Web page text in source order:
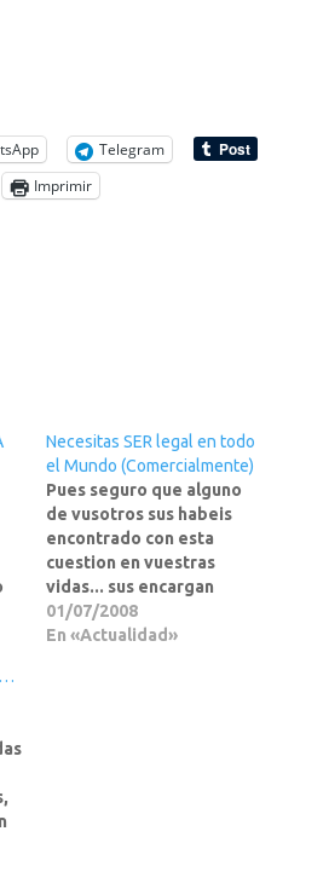
Telegram
Imprimir
Necesitas SER legal en todo
el Mundo (Comercialmente)
Pues seguro que alguno
de vusotros sus habeis
encontrado con esta
cuestion en vuestras
vidas... sus encargan
registrar los dominios de
Internet en todo el mundo
01/07/2008
En «Actualidad»